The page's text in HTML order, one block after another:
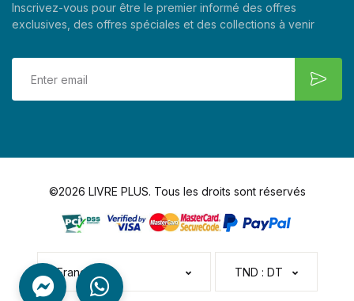
Inscrivez-vous pour être le premier informé des offres
exclusives, des offres spéciales et des collections à venir
©2026 LIVRE PLUS. Tous les droits sont réservés
Français TND : DT